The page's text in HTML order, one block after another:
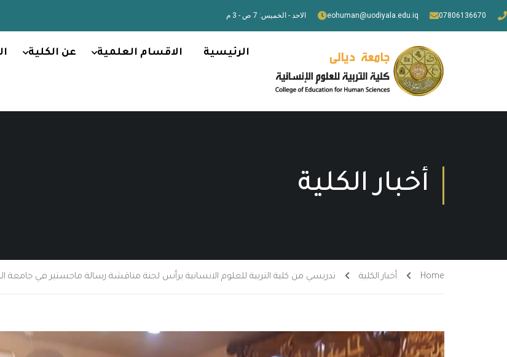
07806136670
eohuman@uodiyala.edu.iq الاحد - الخميس: 7 ص - 3 م
الرئيسية الاقسام العلمية عن الكلية
أخبار الكلية
Home أخبار الكلية تدريسي من كلية التربية للعلوم الانسانية يرأس لجنة مناقشة رسالة ماجستير في جامعة